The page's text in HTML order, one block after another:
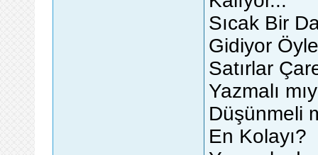
Sıcak Bir
Gidiyor
Satırlar
Yazmalı
Düşünmeli
En Kolayı?